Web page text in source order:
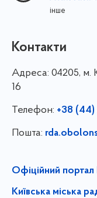
інше
Контакти
Адреса: 04205, м.
16
Телефон: +38
Пошта:
Офіційний портал
Київська міська